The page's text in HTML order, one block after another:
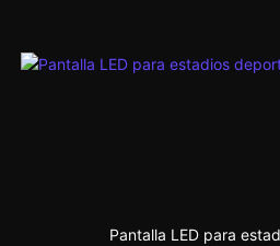
Pantalla LED para